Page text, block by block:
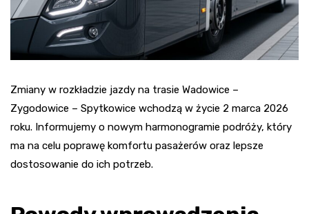
Zmiany w rozkładzie jazdy na trasie Wadowice –
Zygodowice – Spytkowice wchodzą w życie 2 marca 2026
roku. Informujemy o nowym harmonogramie podróży, który
ma na celu poprawę komfortu pasażerów oraz lepsze
dostosowanie do ich potrzeb.